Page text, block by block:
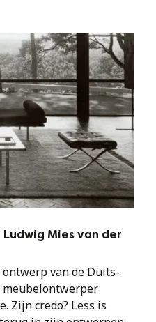
Mies van der
ontwerp van de Duits-
meubelontwerper
Zijn credo? Less is